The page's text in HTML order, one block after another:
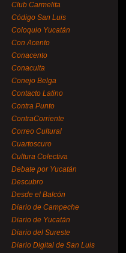
Club Carmelita
Código San Luis
Coloquio Yucatán
Con Acento
Conacento
Conaculta
Conejo Belga
Contacto Latino
Contra Punto
ContraCorriente
Correo Cultural
Cuartoscuro
Cultura Colectiva
Debate por Yucatán
Descubro
Desde el Balcón
Diario de Campeche
Diario de Yucatán
Diario del Sureste
Diario Digital de San Luis